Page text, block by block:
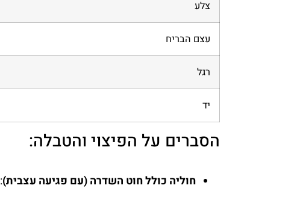
צלע
עצם הבריח
רגל
יד
הסברים על הפיצוי והטבלה:
חוליה כולל חוט השדרה (עם פגיעה עצבית):